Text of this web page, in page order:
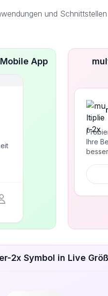
und Schnittstellen
App
Ihre
2x Symbol in Live